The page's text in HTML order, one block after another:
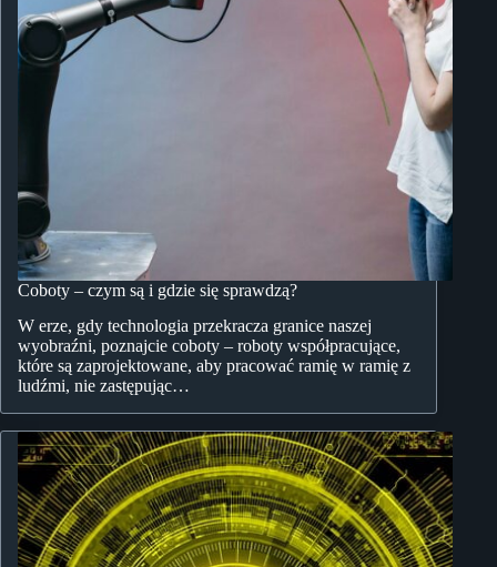
Coboty – czym są i gdzie się sprawdzą?
W erze, gdy technologia przekracza granice naszej
wyobraźni, poznajcie coboty – roboty współpracujące,
które są zaprojektowane, aby pracować ramię w ramię z
ludźmi, nie zastępując…